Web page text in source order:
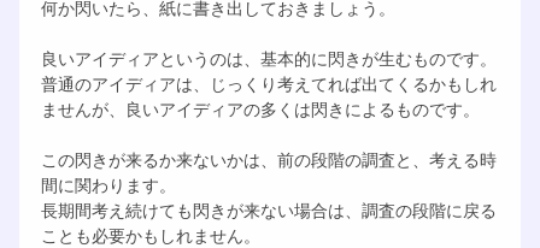
何か閃いたら、紙に書き出しておきましょう。
良いアイディアというのは、基本的に閃きが生むものです。
普通のアイディアは、じっくり考えてれば出てくるかもしれ
ませんが、良いアイディアの多くは閃きによるものです。
この閃きが来るか来ないかは、前の段階の調査と、考える時
間に関わります。
長期間考え続けても閃きが来ない場合は、調査の段階に戻る
ことも必要かもしれません。